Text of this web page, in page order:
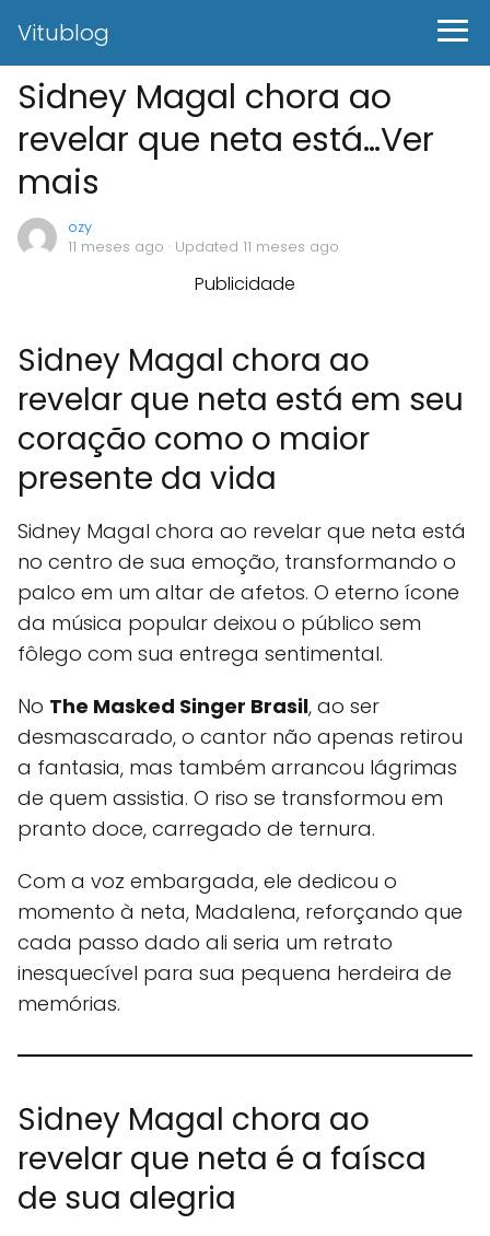
Vitublog
Sidney Magal chora ao
revelar que neta está…Ver
mais
ozy
11 meses ago · Updated 11 meses ago
Publicidade
Sidney Magal chora ao
revelar que neta está em seu
coração como o maior
presente da vida
Sidney Magal chora ao revelar que neta está
no centro de sua emoção, transformando o
palco em um altar de afetos. O eterno ícone
da música popular deixou o público sem
fôlego com sua entrega sentimental.
No The Masked Singer Brasil, ao ser
desmascarado, o cantor não apenas retirou
a fantasia, mas também arrancou lágrimas
de quem assistia. O riso se transformou em
pranto doce, carregado de ternura.
Com a voz embargada, ele dedicou o
momento à neta, Madalena, reforçando que
cada passo dado ali seria um retrato
inesquecível para sua pequena herdeira de
memórias.
Sidney Magal chora ao
revelar que neta é a faísca
de sua alegria